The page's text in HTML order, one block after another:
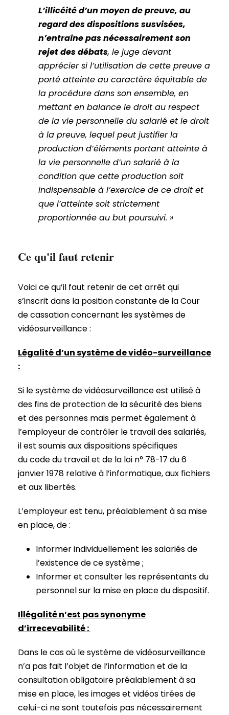
L’illicéité d’un moyen de preuve, au
regard des dispositions susvisées,
n’entraîne pas nécessairement son
rejet des débats, le juge devant
apprécier si l’utilisation de cette preuve a
porté atteinte au caractère équitable de
la procédure dans son ensemble, en
mettant en balance le droit au respect
de la vie personnelle du salarié et le droit
à la preuve, lequel peut justifier la
production d’éléments portant atteinte à
la vie personnelle d’un salarié à la
condition que cette production soit
indispensable à l’exercice de ce droit et
que l’atteinte soit strictement
proportionnée au but poursuivi. »
Ce qu'il faut retenir
Voici ce qu’il faut retenir de cet arrêt qui
s’inscrit dans la position constante de la Cour
de cassation concernant les systèmes de
vidéosurveillance :
Légalité d’un système de vidéo-surveillance
:
Si le système de vidéosurveillance est utilisé à
des fins de protection de la sécurité des biens
et des personnes mais permet également à
l’employeur de contrôler le travail des salariés,
il est soumis aux dispositions spécifiques
du code du travail et de la loi n° 78-17 du 6
janvier 1978 relative à l’informatique, aux fichiers
et aux libertés.
L’employeur est tenu, préalablement à sa mise
en place, de :
Informer individuellement les salariés de
l’existence de ce système ;
Informer et consulter les représentants du
personnel sur la mise en place du dispositif.
Illégalité n’est pas synonyme
d’irrecevabilité :
Dans le cas où le système de vidéosurveillance
n’a pas fait l’objet de l’information et de la
consultation obligatoire préalablement à sa
mise en place, les images et vidéos tirées de
celui-ci ne sont toutefois pas nécessairement